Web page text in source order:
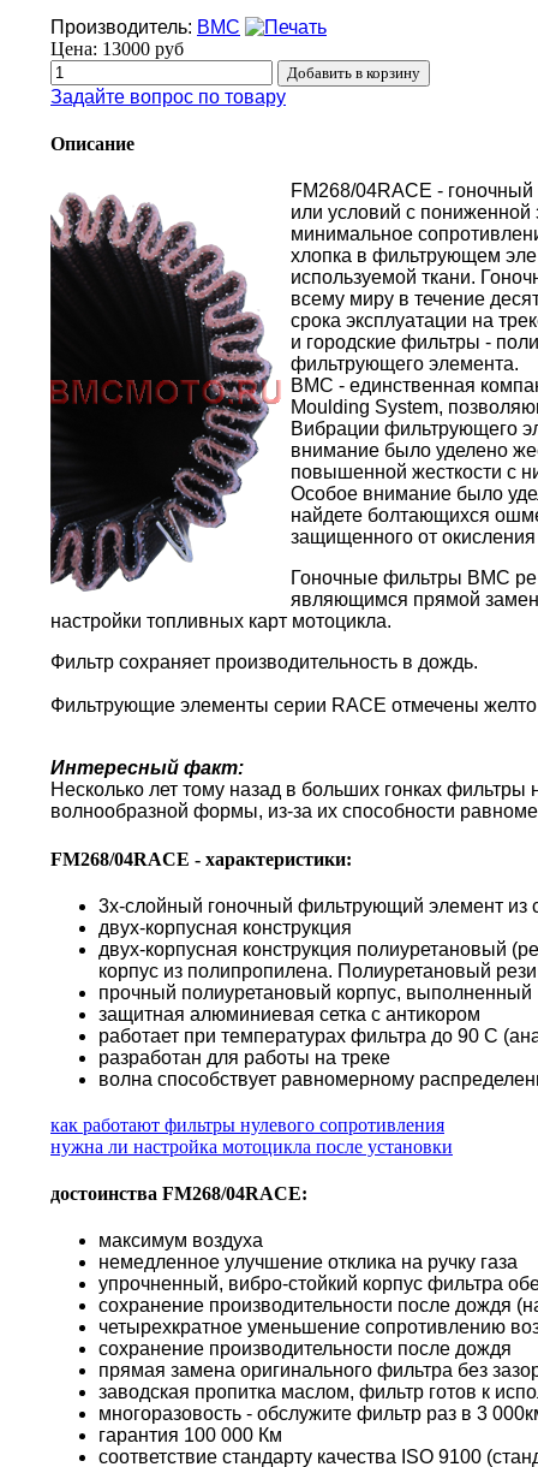
Производитель: BMC
Цена: 13000 руб
Задайте вопрос по товару
Описание
FM268/04RACE -
или условий с
минимальное
хлопка в фильтрующем
используемой ткани.
всему миру в течение
срока эксплуатации на
и городские фильтры -
фильтрующего элемента.
BMC - единственная
Moulding System,
Вибрации фильтрующего
внимание было уделено
повышенной жесткости с
Особое внимание было
найдете болтающихся
защищенного от
Гоночные фильтры BMC
являющимся прямой
настройки топливных карт мотоцикла.
Фильтр сохраняет производительность в дождь.
Фильтрующие элементы серии RACE отмечены
Интересный факт:
Несколько лет тому назад в больших гонках
волнообразной формы, из-за их способности
FM268/04RACE - характеристики:
3х-слойный гоночный фильтрующий элемент из
двух-корпусная конструкция
двух-корпусная конструкция полиуретановый
корпус из полипропилена. Полиуретановый
прочный полиуретановый корпус, выполненный
защитная алюминиевая сетка с антикором
работает при температурах фильтра до 90 С
разработан для работы на треке
волна способствует равномерному
как работают фильтры нулевого сопротивления
нужна ли настройка мотоцикла после установки
достоинства FM268/04RACE:
максимум воздуха
немедленное улучшение отклика на ручку газа
упрочненный, вибро-стойкий корпус фильтра
сохранение производительности после дождя
четырехкратное уменьшение сопротивлению
сохранение производительности после дождя
прямая замена оригинального фильтра без
заводская пропитка маслом, фильтр готов к
многоразовость - обслужите фильтр раз в 3
гарантия 100 000 Км
соответствие стандарту качества ISO 9100